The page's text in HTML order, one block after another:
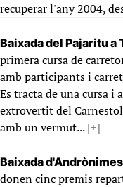
recuperar l'any 2004,
Baixada del Pajaritu
primera cursa de
amb participants i
Es tracta de una cursa i
extrovertit del
amb un vermut...[+]
Baixada
donen cinc premis